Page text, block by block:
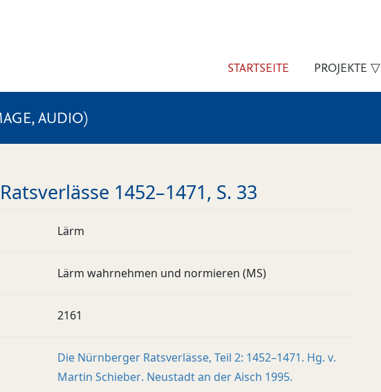
STARTSEITE PROJEKTE ▽
AUDIO)
1452–1471, S. 33
Lärm
Lärm wahrnehmen und normieren (MS)
2161
Die Nürnberger Ratsverlässe, Teil 2: 1452–1471. Hg. v.
Martin Schieber. Neustadt an der Aisch 1995.